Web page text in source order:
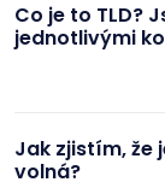
Co je to TLD?
jednotlivými
Jak zjistím, že
volná?